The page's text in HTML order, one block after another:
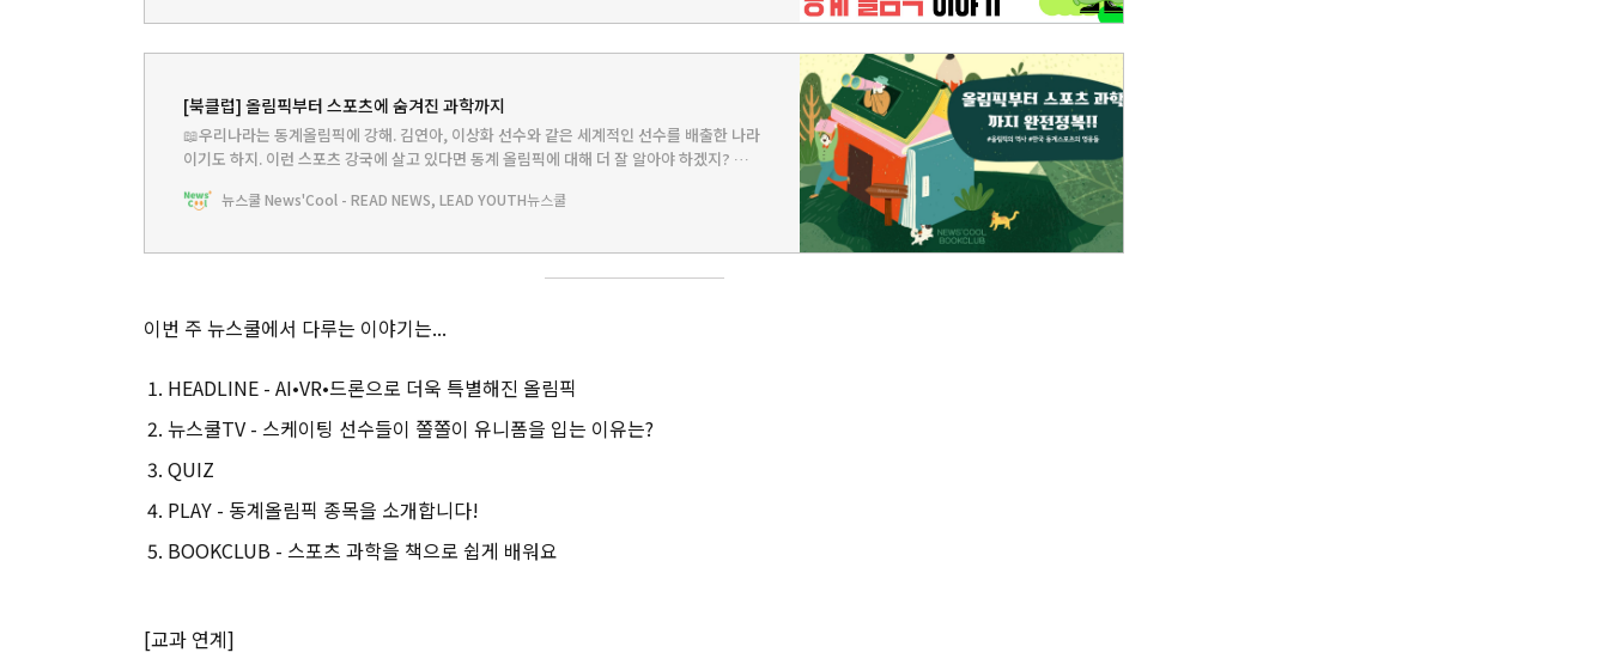
[북클럽] 올림픽부터 스포츠에 숨겨진 과학까지
📖우리나라는 동계올림픽에 강해. 김연아, 이상화 선수와 같은 세계적인 선수를 배출한 나라
이기도 하지. 이런 스포츠 강국에 살고 있다면 동계 올림픽에 대해 더 잘 알아야 하겠지? 이
올림픽과 스포츠에 대해 한 걸음 더 다가가 보자.&nbsp;생각하는 올림픽
뉴스쿨 News'Cool - READ NEWS, LEAD YOUTH뉴스쿨
이번 주 뉴스쿨에서 다루는 이야기는...
HEADLINE - AI•VR•드론으로 더욱 특별해진 올림픽
뉴스쿨TV - 스케이팅 선수들이 쫄쫄이 유니폼을 입는 이유는?
QUIZ
PLAY - 동계올림픽 종목을 소개합니다!
BOOKCLUB - 스포츠 과학을 책으로 쉽게 배워요
[교과 연계]